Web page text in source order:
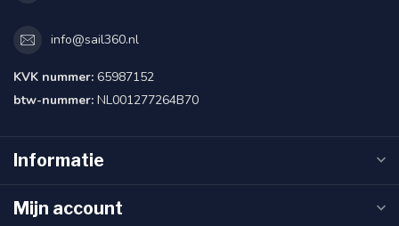
info@sail360.nl
KVK nummer: 65987152
btw-nummer: NL001277264B70
Informatie
Mijn account